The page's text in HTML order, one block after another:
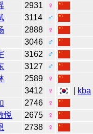
2931
♀
3114
♂
2888
♀
3046
♂
3162
♂
3127
♂
2589
♀
3412 ♀ kba
2746
♀
悦 2675
♀
2738
♀